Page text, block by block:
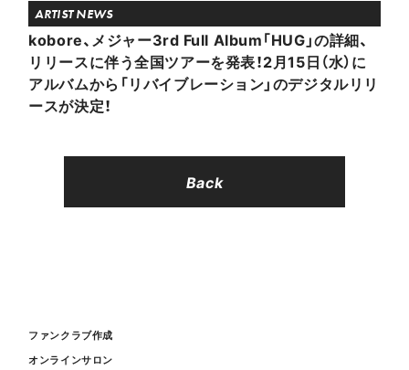
ARTIST NEWS
kobore、メジャー3rd Full Album「HUG」の詳細、
リリースに伴う全国ツアーを発表！2月15日（水）に
アルバムから「リバイブレーション」のデジタルリリ
ースが決定！
Back
ファンクラブ作成
オンラインサロン